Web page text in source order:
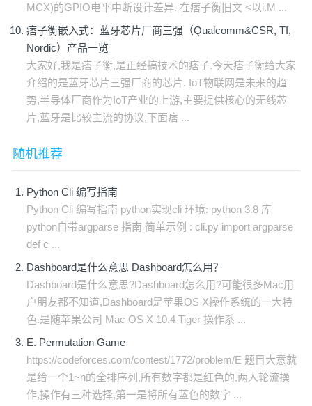
MCX)的GPIO电平中断设计差异. 在痞子衡旧文 <以i.M ...
痞子衡嵌入式：蓝牙芯片厂商三强（Qualcomm&CSR, TI,
Nordic）产品一览
大家好,我是痞子衡,是正经搞技术的痞子.今天痞子衡给大家
介绍的是蓝牙芯片三强厂商的芯片. IoT物联网是未来的趋
势,半导体厂商作为IoT产业的上游,主要提供核心的无线芯
片,蓝牙是比较主流的协议,下面痞 ...
随机推荐
Python Cli 编写指南
Python Cli 编写指南 python实现cli 环境: python 3.8 库
python自带argparse 指南 简单示例 : cli.py import argparse
def c ...
Dashboard是什么意思 Dashboard怎么用？
Dashboard是什么意思?Dashboard怎么用?可能很多Mac用
户朋友都不知道,Dashboard是苹果OS X操作系统的一大特
色.是随苹果公司 Mac OS X 10.4 Tiger 操作系 ...
E. Permutation Game
https://codeforces.com/contest/1772/problem/E 题目大意就
是给一个1~n的全排序列,所有数字都是红色的,两人轮流操
作,操作有三种选择,第一是将所有蓝色的数字 ...